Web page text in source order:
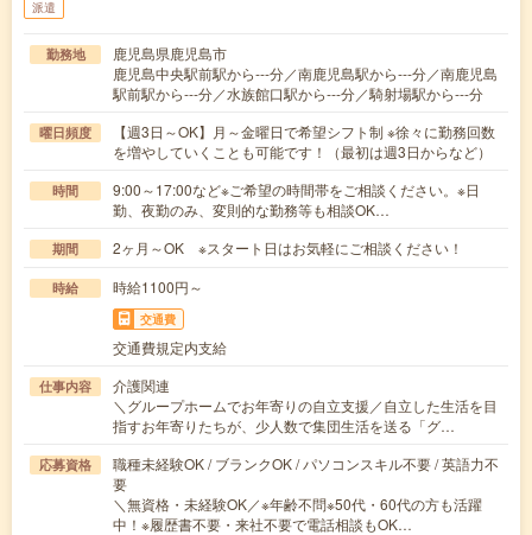
派遣
勤務地
鹿児島県鹿児島市
鹿児島中央駅前駅から---分／南鹿児島駅から---分／南鹿児島
駅前駅から---分／水族館口駅から---分／騎射場駅から---分
曜日頻度
【週3日～OK】月～金曜日で希望シフト制 ※徐々に勤務回数
を増やしていくことも可能です！（最初は週3日からなど）
時間
9:00～17:00など※ご希望の時間帯をご相談ください。※日
勤、夜勤のみ、変則的な勤務等も相談OK…
期間 2ヶ月～OK ※スタート日はお気軽にご相談ください！
時給 時給1100円～
交通費
交通費規定内支給
仕事内容
介護関連
＼グループホームでお年寄りの自立支援／自立した生活を目
指すお年寄りたちが、少人数で集団生活を送る「グ…
応募資格
職種未経験OK / ブランクOK / パソコンスキル不要 / 英語力不
要
＼無資格・未経験OK／※年齢不問※50代・60代の方も活躍
中！※履歴書不要・来社不要で電話相談もOK…